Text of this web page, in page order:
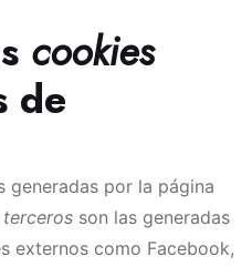
cookies
de
generadas por la página
son las generadas
externos como Facebook,